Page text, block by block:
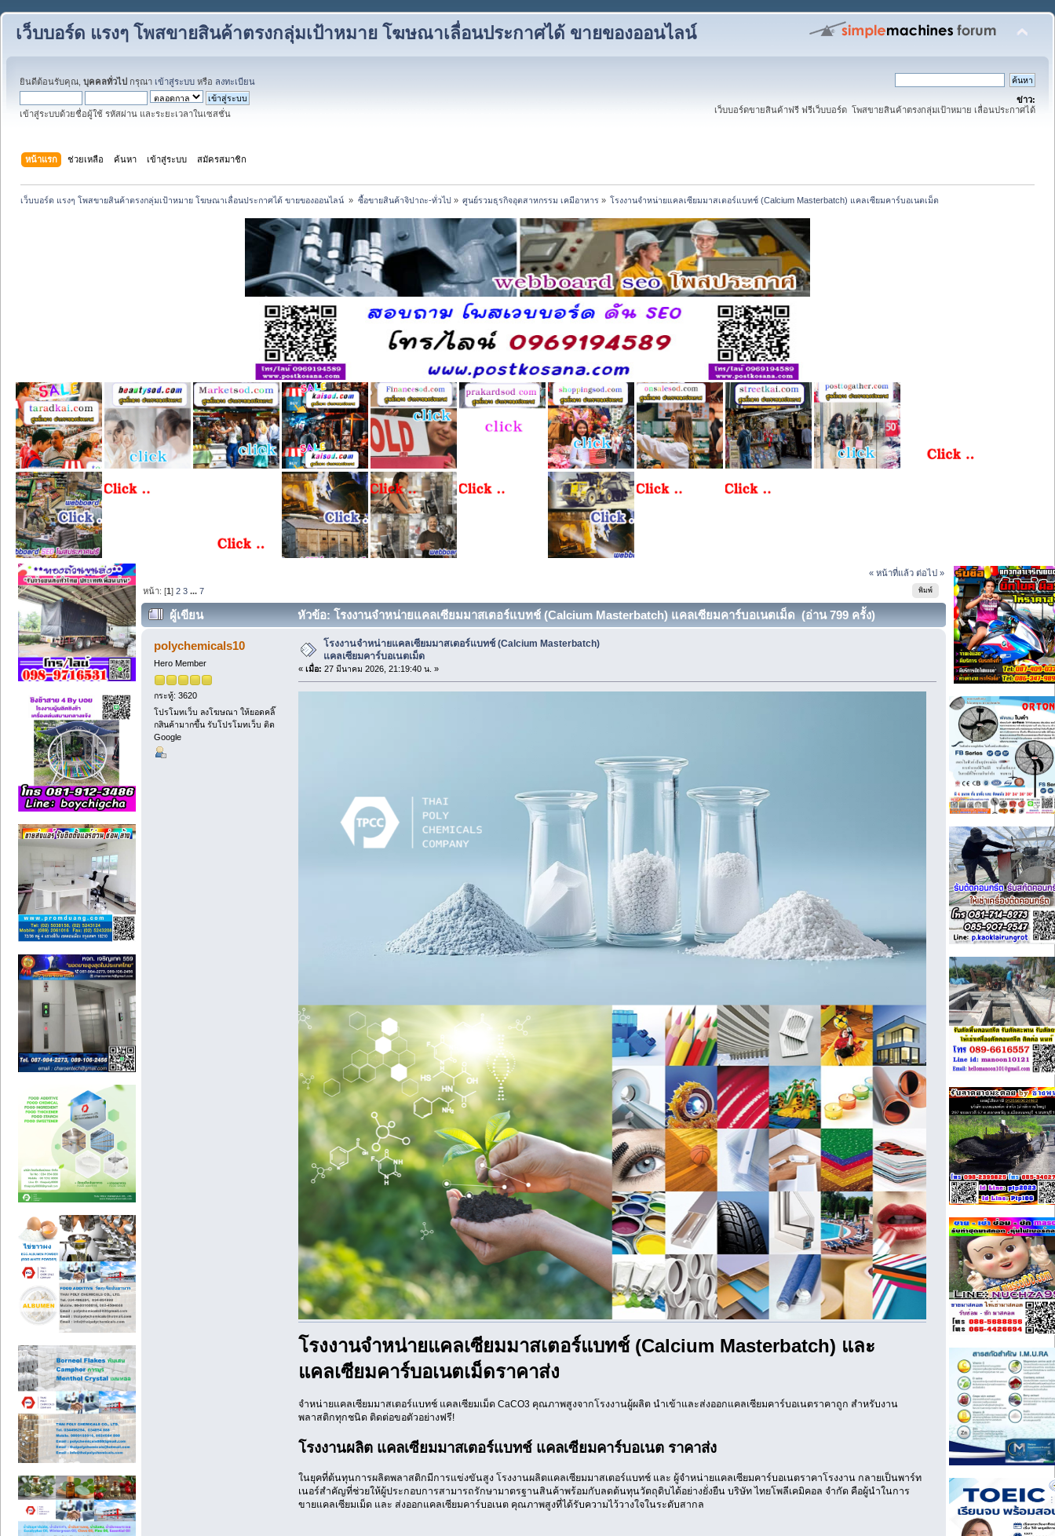
เว็บบอร์ด แรงๆ โพสขายสินค้าตรงกลุ่มเป้าหมาย โฆษณาเลื่อนประกาศได้ ขายของออนไลน์
ยินดีต้อนรับคุณ, บุคคลทั่วไป กรุณา เข้าสู่ระบบ หรือ ลงทะเบียน
เข้าสู่ระบบด้วยชื่อผู้ใช้ รหัสผ่าน และระยะเวลาในเซสชั่น
ข่าว:
เว็บบอร์ดขายสินค้าฟรี ฟรีเว็บบอร์ด โพสขายสินค้าตรงกลุ่มเป้าหมาย เลื่อนประกาศได้
หน้าแรก ช่วยเหลือ ค้นหา เข้าสู่ระบบ สมัครสมาชิก
เว็บบอร์ด แรงๆ โพสขายสินค้าตรงกลุ่มเป้าหมาย โฆษณาเลื่อนประกาศได้ ขายของออนไลน์ » ซื้อขายสินค้าจิปาถะ-ทั่วไป» ศูนย์รวมธุรกิจอุตสาหกรรม เคมีอาหาร» โรงงานจำหน่ายแคลเซียมมาสเตอร์แบทช์ (Calcium Masterbatch) แคลเซียมคาร์บอเนตเม็ด
« หน้าที่แล้ว ต่อไป »
พิมพ์
หน้า: [1]2 3 ...7
ผู้เขียน หัวข้อ: โรงงานจำหน่ายแคลเซียมมาสเตอร์แบทช์ (Calcium Masterbatch) แคลเซียมคาร์บอเนตเม็ด (อ่าน 799 ครั้ง)
polychemicals10
Hero Member
กระทู้: 3620
โปรโมทเว็บ ลงโฆษณา ให้ยอดคลิ๊
กสินค้ามากขึ้น รับโปรโมทเว็บ ติด
Google
โรงงานจำหน่ายแคลเซียมมาสเตอร์แบทช์ (Calcium Masterbatch)
แคลเซียมคาร์บอเนตเม็ด
« เมื่อ: 27 มีนาคม 2026, 21:19:40 น. »
โรงงานจำหน่ายแคลเซียมมาสเตอร์แบทช์ (Calcium Masterbatch) และ
แคลเซียมคาร์บอเนตเม็ดราคาส่ง
จำหน่ายแคลเซียมมาสเตอร์แบทช์ แคลเซียมเม็ด CaCO3 คุณภาพสูงจากโรงงานผู้ผลิต นำเข้าและส่งออกแคลเซียมคาร์บอเนตราคาถูก สำหรับงาน
พลาสติกทุกชนิด ติดต่อขอตัวอย่างฟรี!
โรงงานผลิต แคลเซียมมาสเตอร์แบทช์ แคลเซียมคาร์บอเนต ราคาส่ง
ในยุคที่ต้นทุนการผลิตพลาสติกมีการแข่งขันสูง โรงงานผลิตแคลเซียมมาสเตอร์แบทช์ และ ผู้จำหน่ายแคลเซียมคาร์บอเนตราคาโรงงาน กลายเป็นพาร์ท
เนอร์สำคัญที่ช่วยให้ผู้ประกอบการสามารถรักษามาตรฐานสินค้าพร้อมกับลดต้นทุนวัตถุดิบได้อย่างยั่งยืน บริษัท ไทยโพลีเคมิคอล จำกัด คือผู้นำในการ
ขายแคลเซียมเม็ด และ ส่งออกแคลเซียมคาร์บอเนต คุณภาพสูงที่ได้รับความไว้วางใจในระดับสากล